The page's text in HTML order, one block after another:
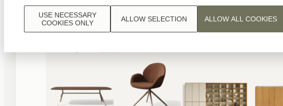
USE NECESSARY
COOKIES ONLY
ALLOW SELECTION ALLOW ALL COOKIES
de
luxe
TEAM
7